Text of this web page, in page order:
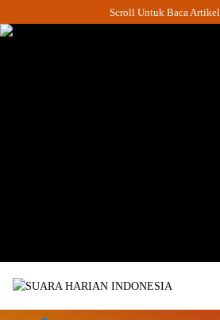
ke
Scroll Untuk Baca Artikel